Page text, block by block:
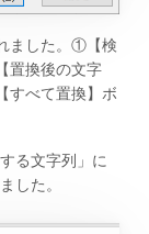
ました。①【検
置換後の文字
すべて置換】ボ
る文字列」に
した。